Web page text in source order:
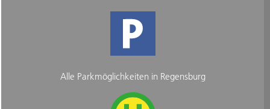
Alle Parkmöglichkeiten in Regensburg